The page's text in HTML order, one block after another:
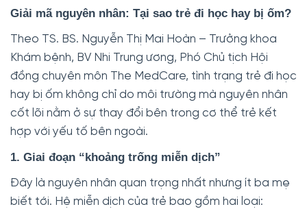
Giải mã nguyên nhân: Tại sao trẻ đi học hay bị ốm?
Theo TS. BS. Nguyễn Thị Mai Hoàn – Trưởng khoa
Khám bệnh, BV Nhi Trung ương, Phó Chủ tịch Hội
đồng chuyên môn The MedCare, tình trạng trẻ đi học
hay bị ốm không chỉ do môi trường mà nguyên nhân
cốt lõi nằm ở sự thay đổi bên trong cơ thể trẻ kết
hợp với yếu tố bên ngoài.
1. Giai đoạn “khoảng trống miễn dịch”
Đây là nguyên nhân quan trọng nhất nhưng ít ba mẹ
biết tới. Hệ miễn dịch của trẻ bao gồm hai loại: